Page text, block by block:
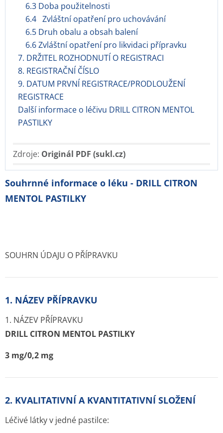
6.3 Doba použitelnosti
6.4 Zvláštní opatření pro uchovávání
6.5 Druh obalu a obsah balení
6.6 Zvláštní opatření pro likvidaci přípravku
7. DRŽITEL ROZHODNUTÍ O REGISTRACI
8. REGISTRAČNÍ ČÍSLO
9. DATUM PRVNÍ REGISTRACE/PRODLOUŽENÍ
REGISTRACE
Další informace o léčivu DRILL CITRON MENTOL
PASTILKY
Zdroje: Originál PDF (sukl.cz)
Souhrnné informace o léku - DRILL CITRON
MENTOL PASTILKY
SOUHRN ÚDAJU O PŘÍPRAVKU
1. NÁZEV PŘÍPRAVKU
1. NÁZEV PŘÍPRAVKU
DRILL CITRON MENTOL PASTILKY
3 mg/0,2 mg
2. KVALITATIVNÍ A KVANTITATIVNÍ SLOŽENÍ
Léčivé látky v jedné pastilce: